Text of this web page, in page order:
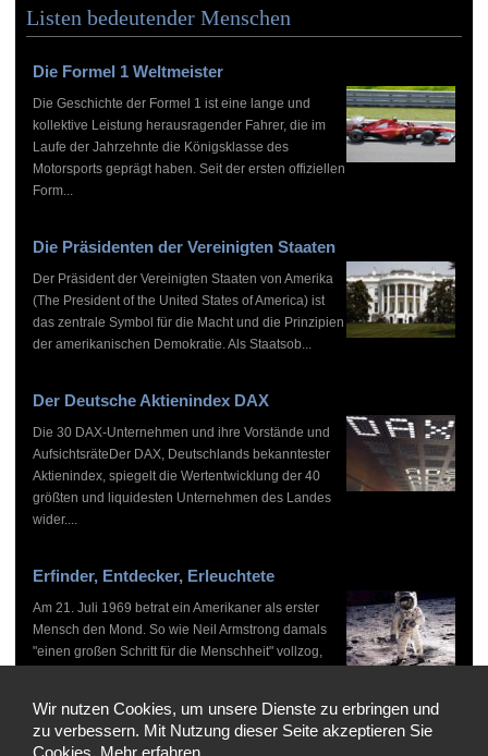
Listen bedeutender Menschen
Die Formel 1 Weltmeister
Die Geschichte der Formel 1 ist eine lange und
kollektive Leistung herausragender Fahrer, die im
Laufe der Jahrzehnte die Königsklasse des
Motorsports geprägt haben. Seit der ersten offiziellen
Form...
Die Präsidenten der Vereinigten Staaten
Der Präsident der Vereinigten Staaten von Amerika
(The President of the United States of America) ist
das zentrale Symbol für die Macht und die Prinzipien
der amerikanischen Demokratie. Als Staatsob...
Der Deutsche Aktienindex DAX
Die 30 DAX-Unternehmen und ihre Vorstände und
AufsichtsräteDer DAX, Deutschlands bekanntester
Aktienindex, spiegelt die Wertentwicklung der 40
größten und liquidesten Unternehmen des Landes
wider....
Erfinder, Entdecker, Erleuchtete
Am 21. Juli 1969 betrat ein Amerikaner als erster
Mensch den Mond. So wie Neil Armstrong damals
"einen großen Schritt für die Menschheit" vollzog,
Wir nutzen Cookies, um unsere Dienste zu erbringen und
zu verbessern. Mit Nutzung dieser Seite akzeptieren Sie
Cookies. Mehr erfahren